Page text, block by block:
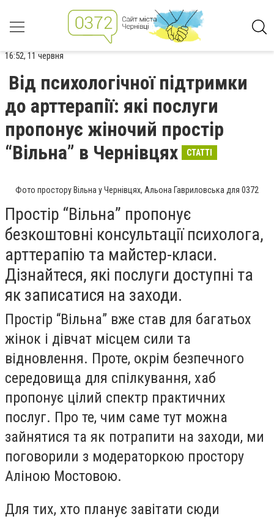
16:52, 11 червня
Від психологічної підтримки
до арттерапії: які послуги
пропонує жіночий простір
“Вільна” в Чернівцях
СТАТТІ
Фото простору Вільна у Чернівцях, Альона Гавриловська для 0372
Простір “Вільна” пропонує
безкоштовні консультації психолога,
арттерапію та майстер-класи.
Дізнайтеся, які послуги доступні та
як записатися на заходи.
Простір “Вільна” вже став для багатьох
жінок і дівчат місцем сили та
відновлення. Проте, окрім безпечного
середовища для спілкування, хаб
пропонує цілий спектр практичних
послуг. Про те, чим саме тут можна
зайнятися та як потрапити на заходи, ми
поговорили з модераторкою простору
Аліною Мостовою.
Для тих, хто планує завітати сюди